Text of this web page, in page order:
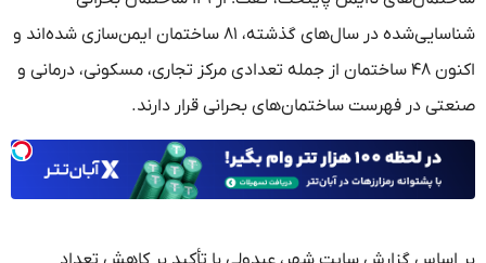
شناسایی‌شده در سال‌های گذشته، ۸۱ ساختمان ایمن‌سازی شده‌اند و
اکنون ۴۸ ساختمان از جمله تعدادی مرکز تجاری، مسکونی، درمانی و
صنعتی در فهرست ساختمان‌های بحرانی قرار دارند.